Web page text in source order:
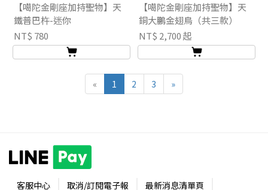
【噶陀金剛座加持聖物】天
鐵普巴杵-迷你
NT$ 780
【噶陀金剛座加持聖物】天
銅大鵬金翅鳥（共三款）
NT$ 2,700 起
« 1 2 3 »
客服中心 取消/訂閱電子報 最新消息清單頁